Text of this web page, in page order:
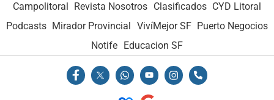
Campolitoral Revista Nosotros Clasificados CYD Litoral
Podcasts Mirador Provincial VivíMejor SF Puerto Negocios
Notife Educacion SF